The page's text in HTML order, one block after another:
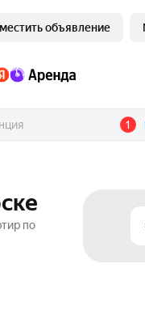
объявление
1
по